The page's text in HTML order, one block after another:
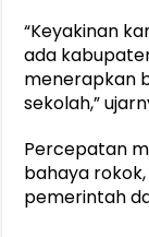
“Keyakinan
ada
menerapkan
sekolah,”
Percepatan
bahaya
pemerintah